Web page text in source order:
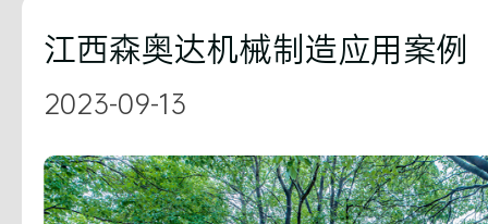
江西森奥达机械制造应用案例
2023-09-13